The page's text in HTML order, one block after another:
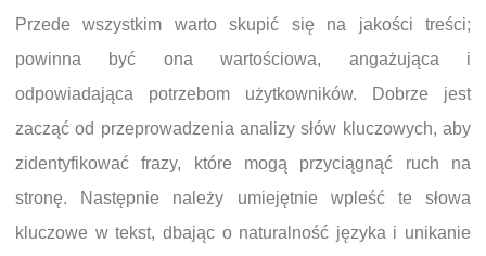
Przede wszystkim warto skupić się na jakości treści;
powinna być ona wartościowa, angażująca i
odpowiadająca potrzebom użytkowników. Dobrze jest
zacząć od przeprowadzenia analizy słów kluczowych, aby
zidentyfikować frazy, które mogą przyciągnąć ruch na
stronę. Następnie należy umiejętnie wpleść te słowa
kluczowe w tekst, dbając o naturalność języka i unikanie